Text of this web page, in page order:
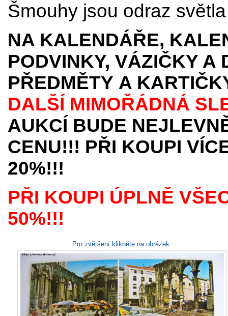
Šmouhy jsou odraz
NA KALENDÁŘE,
PODVINKY, VÁZIČKY A
PŘEDMĚTY A
DALŠÍ MIMOŘÁDNÁ
AUKCÍ BUDE
CENU!!! PŘI KOUPI
20%!!!
PŘI KOUPI ÚPLNĚ
50%!!!
Pro zvětšení klikněte na obrázek